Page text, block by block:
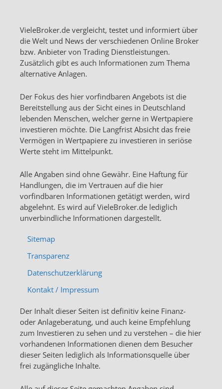
VieleBroker.de vergleicht, testet und informiert über
die Welt und News der verschiedenen Online Broker
bzw. Anbieter von Trading Dienstleistungen.
Zusätzlich gibt es auch Informationen zum Thema
alternative Anlagen.
Der Fokus des hier vorfindbaren Angebots ist die
Bereitstellung aus der Sicht eines in Deutschland
lebenden Menschen, welcher gerne in Wertpapiere
investieren möchte. Die Langfrist Absicht das freie
Vermögen in Wertpapiere zu investieren in seriöse
Werte steht im Mittelpunkt.
Alle Angaben sind ohne Gewähr. Eine Haftung für
Handlungen, die im Vertrauen auf die hier
vorfindbaren Informationen getätigt werden, wird
abgelehnt. Es wird auf VieleBroker.de lediglich
unverbindliche Informationen dargestellt.
Sitemap
Transparenz
Datenschutzerklärung
Kontakt / Impressum
Der Inhalt dieser Seiten ist definitiv keine Finanz-
oder Anlageberatung, und auch keine Empfehlung
zum Investieren zu sehen und zu verstehen – die hier
vorhandenen Informationen dienen dem Besucher
dieser Seiten lediglich als Informationsquelle über
frei zugängliche Inhalte.